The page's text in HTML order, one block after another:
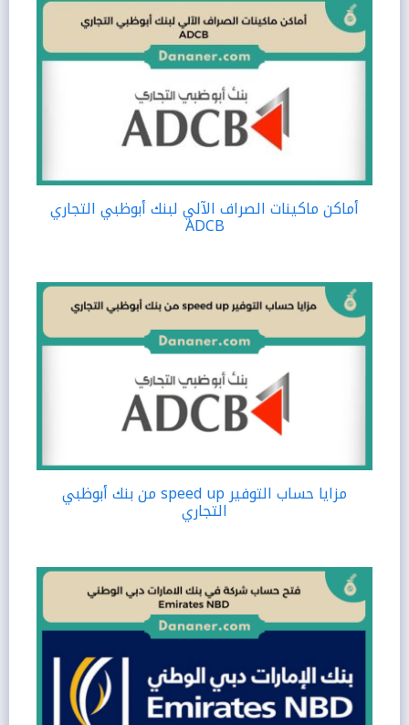
أماكن ماكينات الصراف الآلي لبنك أبوظبي التجاري
ADCB
مزايا حساب التوفير speed up من بنك أبوظبي
التجاري